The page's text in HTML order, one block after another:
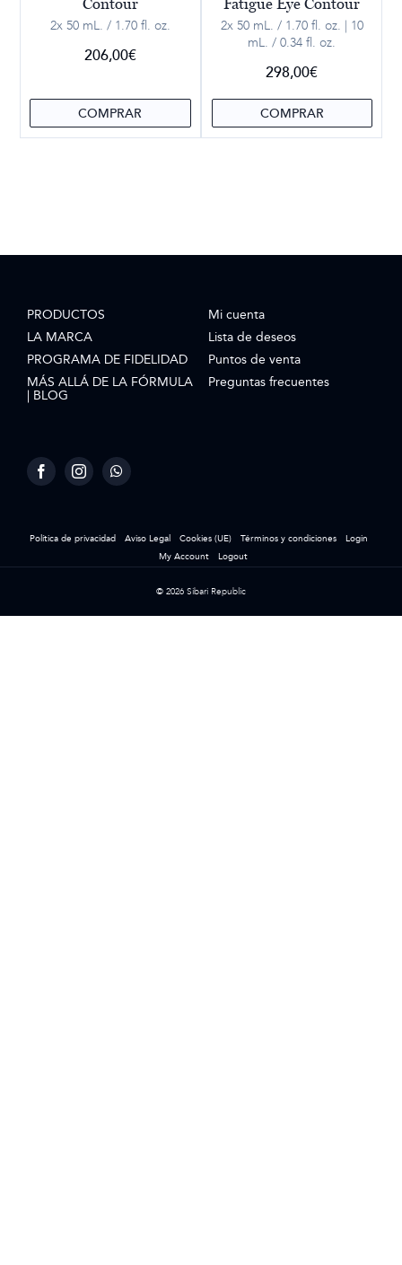
Contour
2x 50 mL. / 1.70 fl. oz.
206,00€
COMPRAR
Fatigue Eye Contour
2x 50 mL. / 1.70 fl. oz. | 10
mL. / 0.34 fl. oz.
298,00€
COMPRAR
PRODUCTOS
LA MARCA
PROGRAMA DE FIDELIDAD
MÁS ALLÁ DE LA FÓRMULA
| BLOG
Mi cuenta
Lista de deseos
Puntos de venta
Preguntas frecuentes
Política de privacidad Aviso Legal Cookies (UE) Términos y condiciones
Login
My Account
Logout
© 2026 Sibari Republic